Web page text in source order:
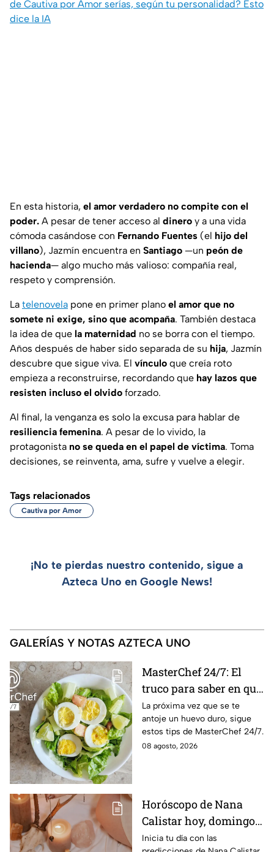
de Cautiva por Amor serías, según tu personalidad? Esto
dice la IA
En esta historia, el amor verdadero no compite con el
poder. A pesar de tener acceso al dinero y a una vida
cómoda casándose con Fernando Fuentes (el hijo del
villano), Jazmín encuentra en Santiago —un peón de
hacienda— algo mucho más valioso: compañía real,
respeto y comprensión.
La telenovela pone en primer plano el amor que no
somete ni exige, sino que acompaña. También destaca
la idea de que la maternidad no se borra con el tiempo.
Años después de haber sido separada de su hija, Jazmín
descubre que sigue viva. El vínculo que creía roto
empieza a reconstruirse, recordando que hay lazos que
resisten incluso el olvido forzado.
Al final, la venganza es solo la excusa para hablar de
resiliencia femenina. A pesar de lo vivido, la
protagonista no se queda en el papel de víctima. Toma
decisiones, se reinventa, ama, sufre y vuelve a elegir.
Tags relacionados
Cautiva por Amor
¡No te pierdas nuestro contenido, sigue a
Azteca Uno en Google News!
GALERÍAS Y NOTAS AZTECA UNO
MasterChef 24/7: El
truco para saber en qué
momento está listo un
huevo cocido
La próxima vez que se te
antoje un huevo duro, sigue
estos tips de MasterChef 24/7.
08 agosto, 2026
Horóscopo de Nana
Calistar hoy, domingo 9
de agosto: estos signos
Inicia tu día con las